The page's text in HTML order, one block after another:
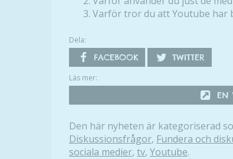
Varför tror du att Youtube har
Dela:
FACEBOOK TWITTER
Läs mer:
EN
Den här nyheten är kategoriserad
Diskussionsfrågor, Fundera och
sociala medier, tv, Youtube.